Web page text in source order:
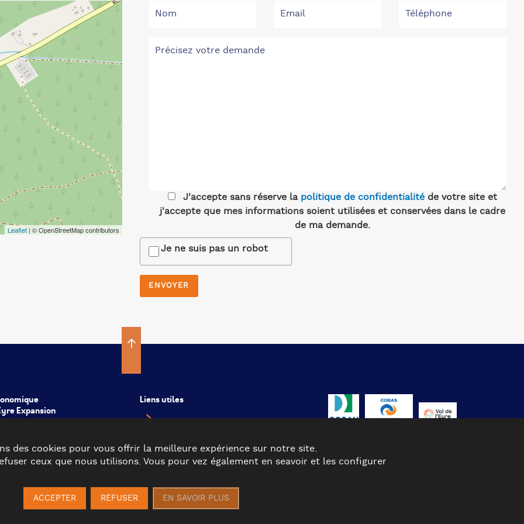
Leaflet| © OpenStreetMap contributors
J'accepte sans réserve la politique de confidentialitéde votre site et
j'accepte que mes informations soient utilisées et conservées dans le cadre
de ma demande.
Je ne suis pas un robot
Expansion
Liens utiles
COBAN
CDC Val de l’Eyre
des cookies pour vous offrir la meilleure expérience sur notre site.
ceux que nous utilisons. Vous pour vez également en seavoir et les configurer
ACCEPTER REFUSER EN SAVOIR PLUS